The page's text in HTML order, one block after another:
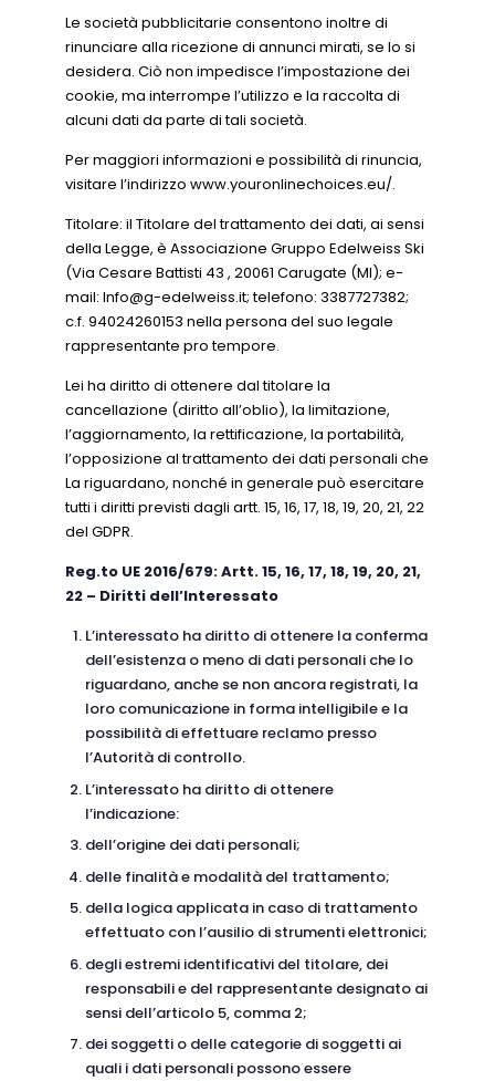
Le società pubblicitarie consentono inoltre di
rinunciare alla ricezione di annunci mirati, se lo si
desidera. Ciò non impedisce l’impostazione dei
cookie, ma interrompe l’utilizzo e la raccolta di
alcuni dati da parte di tali società.
Per maggiori informazioni e possibilità di rinuncia,
visitare l’indirizzo www.youronlinechoices.eu/.
Titolare: il Titolare del trattamento dei dati, ai sensi
della Legge, è Associazione Gruppo Edelweiss Ski
(Via Cesare Battisti 43 , 20061 Carugate (MI); e-
mail: Info@g-edelweiss.it; telefono: 3387727382;
c.f. 94024260153 nella persona del suo legale
rappresentante pro tempore.
Lei ha diritto di ottenere dal titolare la
cancellazione (diritto all’oblio), la limitazione,
l’aggiornamento, la rettificazione, la portabilità,
l’opposizione al trattamento dei dati personali che
La riguardano, nonché in generale può esercitare
tutti i diritti previsti dagli artt. 15, 16, 17, 18, 19, 20, 21, 22
del GDPR.
Reg.to UE 2016/679: Artt. 15, 16, 17, 18, 19, 20, 21,
22 – Diritti dell’Interessato
L’interessato ha diritto di ottenere la conferma
dell’esistenza o meno di dati personali che lo
riguardano, anche se non ancora registrati, la
loro comunicazione in forma intelligibile e la
possibilità di effettuare reclamo presso
l’Autorità di controllo.
L’interessato ha diritto di ottenere
l’indicazione:
dell’origine dei dati personali;
delle finalità e modalità del trattamento;
della logica applicata in caso di trattamento
effettuato con l’ausilio di strumenti elettronici;
degli estremi identificativi del titolare, dei
responsabili e del rappresentante designato ai
sensi dell’articolo 5, comma 2;
dei soggetti o delle categorie di soggetti ai
quali i dati personali possono essere